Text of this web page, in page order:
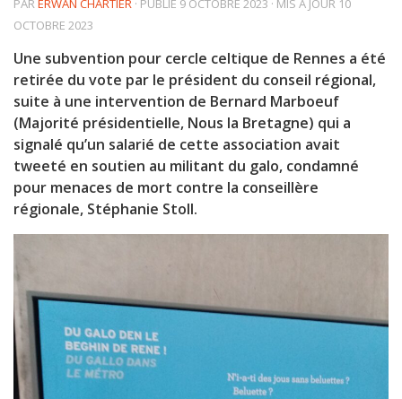
PARERWAN CHARTIER · PUBLIÉ 9 OCTOBRE 2023 · MIS À JOUR 10
OCTOBRE 2023
Une subvention pour cercle celtique de Rennes a été
retirée du vote par le président du conseil régional,
suite à une intervention de Bernard Marboeuf
(Majorité présidentielle, Nous la Bretagne) qui a
signalé qu’un salarié de cette association avait
tweeté en soutien au militant du galo, condamné
pour menaces de mort contre la conseillère
régionale, Stéphanie Stoll.